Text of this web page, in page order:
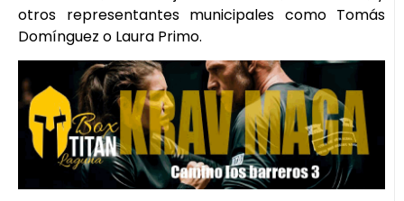
otros representantes municipales como Tomás
Domínguez o Laura Primo.